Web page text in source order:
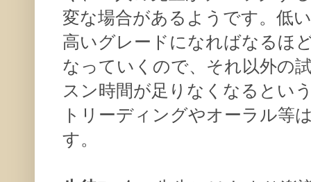
変な場合があるようです。低
高いグレードになればなるほ
なっていくので、それ以外の
スン時間が足りなくなるとい
トリーディングやオーラル等
す。